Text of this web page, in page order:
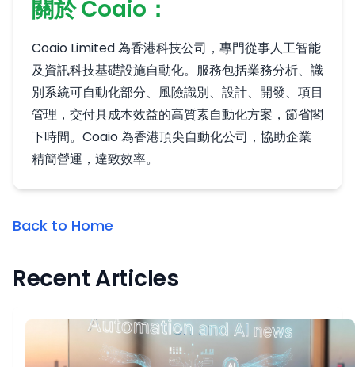
關於 Coaio：
Coaio Limited 為香港科技公司，專門從事人工智能
及資訊科技基礎設施自動化。服務包括業務分析、識
別系統可自動化部分、風險識別、設計、開發、項目
管理，交付具成本效益的高質素自動化方案，節省閣
下時間。Coaio 為香港頂尖自動化公司，協助企業
精簡營運，達致效率。
Back to Home
Recent Articles